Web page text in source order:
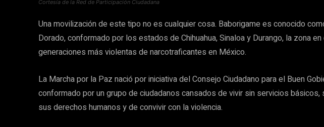
Cortesía de la Red de Participación Ciudadana
Una movilización de este tipo no es cualquier cosa. Baborigame es conocido
Dorado, conformado por los estados de Chihuahua, Sinaloa y Durango, la zona
generaciones más violentas de narcotraficantes en México.
La Marcha por la Paz nació por iniciativa del Consejo Ciudadano para el Buen
conformado por un grupo de ciudadanos cansados de vivir sin servicios
sus derechos humanos y de convivir con la violencia.